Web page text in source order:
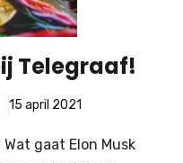
Telegraaf!
15 april 2021
gaat Elon Musk